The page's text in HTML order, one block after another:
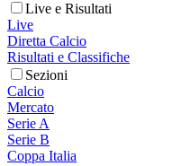
Live e Risultati
Live
Diretta Calcio
Risultati e Classifiche
Sezioni
Calcio
Mercato
Serie A
Serie B
Coppa Italia